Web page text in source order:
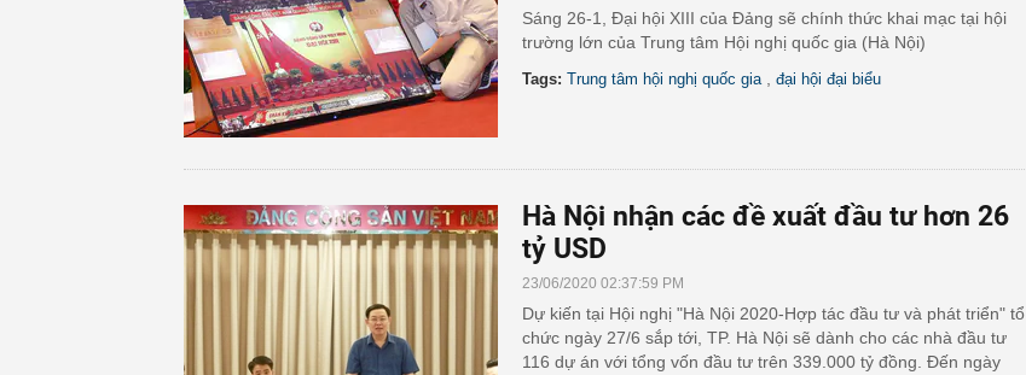
Sáng 26-1, Đại hội XIII của Đảng sẽ chính thức khai mạc tại hội
trường lớn của Trung tâm Hội nghị quốc gia (Hà Nội)
Tags: Trung tâm hội nghị quốc gia đại hội đại biểu
Hà Nội nhận các đề xuất đầu tư hơn 26
tỷ USD
23/06/2020 02:37:59 PM
Dự kiến tại Hội nghị "Hà Nội 2020-Hợp tác đầu tư và phát triển" tổ
chức ngày 27/6 sắp tới, TP. Hà Nội sẽ dành cho các nhà đầu tư
116 dự án với tổng vốn đầu tư trên 339.000 tỷ đồng. Đến ngày